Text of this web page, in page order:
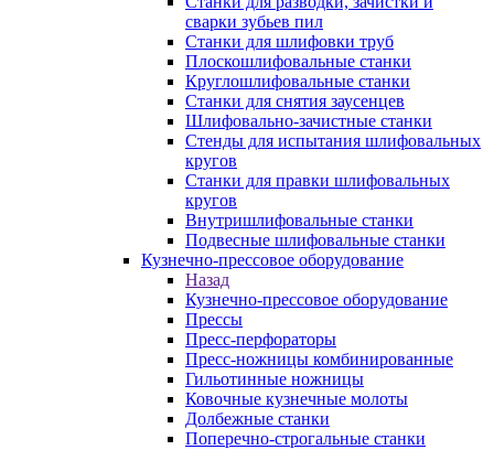
сварки зубьев пил
Станки для шлифовки труб
Плоскошлифовальные станки
Круглошлифовальные станки
Станки для снятия заусенцев
Шлифовально-зачистные станки
Стенды для испытания шлифовальных
кругов
Станки для правки шлифовальных
кругов
Внутришлифовальные станки
Подвесные шлифовальные станки
Кузнечно-прессовое оборудование
Назад
Кузнечно-прессовое оборудование
Прессы
Пресс-перфораторы
Пресс-ножницы комбинированные
Гильотинные ножницы
Ковочные кузнечные молоты
Долбежные станки
Поперечно-строгальные станки